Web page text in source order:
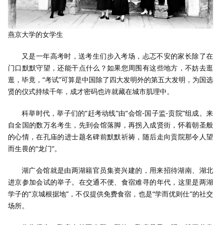
燕京大学的女学生
又是一年高考时，送考生们步入考场，忐忑不安的家长除了在
门口默默守望，还能干点什么？如果您周围有这些地方，不妨去逛
逛，毕竟，“考试”可算是中国除了四大发明外的第五大发明，为国选
贤的仪式持续千年，成才密码也许就藏在城市肌理中。
科举时代，举子们的“赶考动线”由“会馆-国子监-贡院”组成。来
自全国的数万名考生，先到会馆落脚，再拐入成贤街，怀着朝圣般
的心情，在孔庙的进士题名碑前默默祈祷，随后走向贡院那令人望
而生畏的“龙门”。
湖广会馆就是由两湖籍官员集资兴建的，用来招待湖南、湖北
进京参加会试的举子。在交通不便、食宿难寻的年代，这里是两湖
学子的“京城根据地”，不仅提供免费食宿，也是“学而优则仕”的社交
场所。